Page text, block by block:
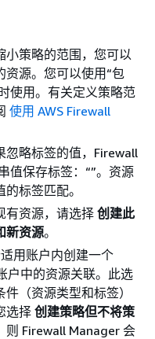
小策略的范围，您可以
资源。您可以使用“包
使用。有关定义策略范
使用 AWS Firewall
忽略标签的值，Firewall
值保存标签：“”。资源
标签匹配。
有资源，请选择 创建此
新资源。
用账户内创建一个
户中的资源关联。此选
（资源类型和标签）
选择 创建策略但不将策
则 Firewall Manager 会